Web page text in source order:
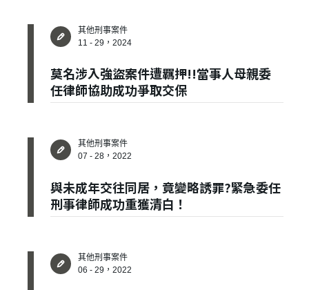
會員登入
其他刑事案件
11 - 29，2024
莫名涉入強盜案件遭羈押!!當事人母親委
任律師協助成功爭取交保
其他刑事案件
07 - 28，2022
與未成年交往同居，竟變略誘罪?緊急委任
刑事律師成功重獲清白！
其他刑事案件
06 - 29，2022